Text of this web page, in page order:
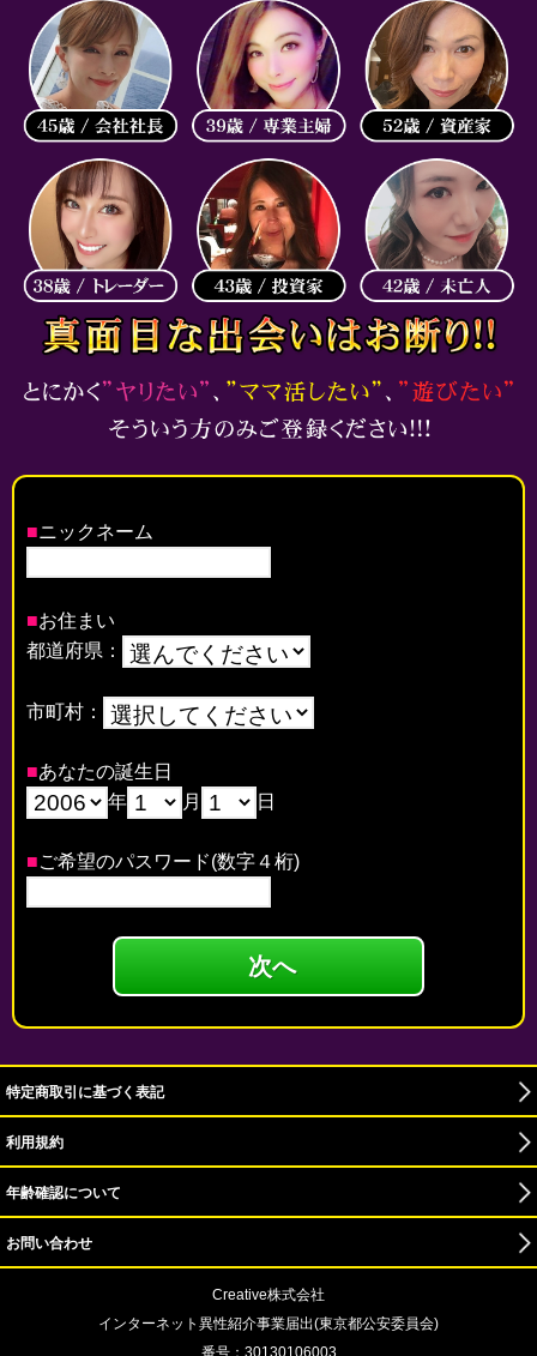
■ニックネーム
■お住まい
都道府県：
市町村：
■あなたの誕生日
年
月 日
■ご希望のパスワード(数字４桁)
特定商取引に基づく表記
利用規約
年齢確認について
お問い合わせ
Creative株式会社
インターネット異性紹介事業届出(東京都公安委員会)